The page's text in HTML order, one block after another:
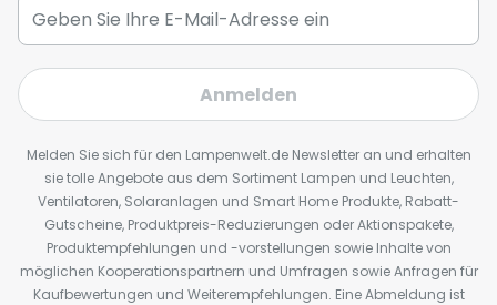
Anmelden
Melden Sie sich für den Lampenwelt.de Newsletter an und erhalten
sie tolle Angebote aus dem Sortiment Lampen und Leuchten,
Ventilatoren, Solaranlagen und Smart Home Produkte, Rabatt-
Gutscheine, Produktpreis-Reduzierungen oder Aktionspakete,
Produktempfehlungen und -vorstellungen sowie Inhalte von
möglichen Kooperationspartnern und Umfragen sowie Anfragen für
Kaufbewertungen und Weiterempfehlungen. Eine Abmeldung ist